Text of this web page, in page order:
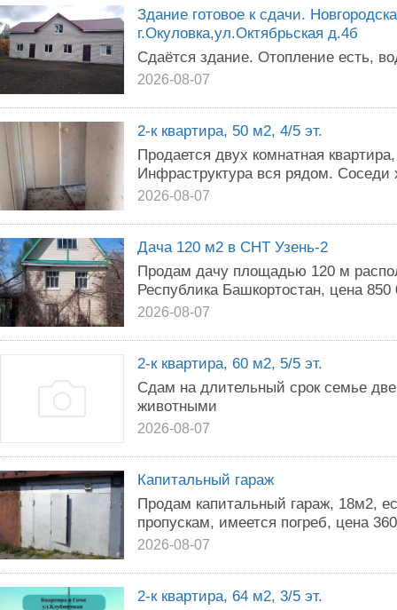
Здание готовое к сдачи.
г.Окуловка,ул.Октябрьская д.4б
Сдаётся здание. Отопление есть,
2026-08-07
2-к квартира, 50 м2, 4/5 эт.
Продается двух комнатная
Инфраструктура вся рядом.
2026-08-07
Дача 120 м2 в СНТ Узень-2
Продам дачу площадью 120 м
Республика Башкортостан, цена 850
2026-08-07
2-к квартира, 60 м2, 5/5 эт.
Сдам на длительный срок семье
животными
2026-08-07
Капитальный гараж
Продам капитальный гараж, 18м2,
пропускам, имеется погреб, цена
2026-08-07
2-к квартира, 64 м2, 3/5 эт.